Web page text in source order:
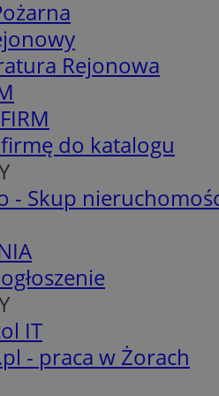
Rejonowa
do katalogu
- Skup
IT
- praca w Żorach